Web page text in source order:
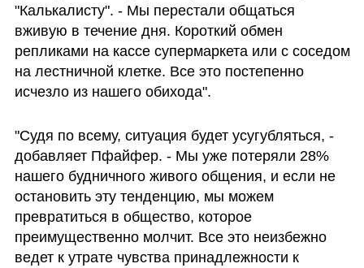
"Калькалисту". - Мы перестали общаться
вживую в течение дня. Короткий обмен
репликами на кассе супермаркета или с соседом
на лестничной клетке. Все это постепенно
исчезло из нашего обихода".
"Судя по всему, ситуация будет усугубляться, -
добавляет Пфайфер. - Мы уже потеряли 28%
нашего будничного живого общения, и если не
остановить эту тенденцию, мы можем
превратиться в общество, которое
преимущественно молчит. Все это неизбежно
ведет к утрате чувства принадлежности к